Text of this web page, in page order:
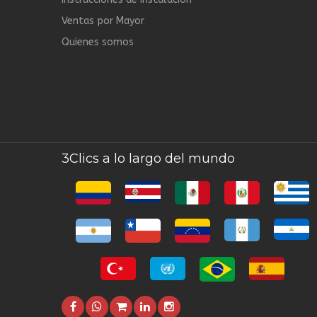
Ventas por Mayor
Quienes somos
3Clics a lo largo del mundo